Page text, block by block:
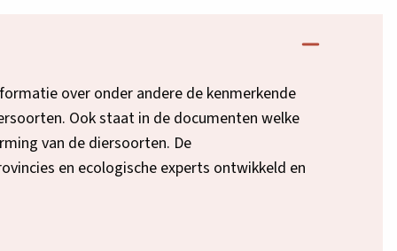
over onder andere de kenmerkende
Ook staat in de documenten welke
van de diersoorten. De
en ecologische experts ontwikkeld en